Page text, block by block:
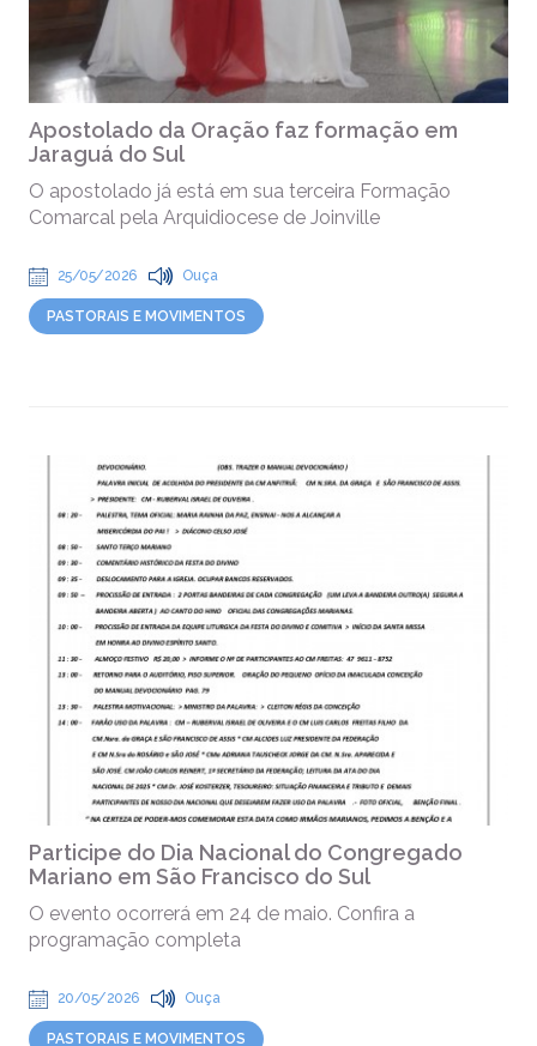
Apostolado da Oração faz formação em
Jaraguá do Sul
O apostolado já está em sua terceira Formação
Comarcal pela Arquidiocese de Joinville
25/05/2026 Ouça
PASTORAIS E MOVIMENTOS
Participe do Dia Nacional do Congregado
Mariano em São Francisco do Sul
O evento ocorrerá em 24 de maio. Confira a
programação completa
20/05/2026 Ouça
PASTORAIS E MOVIMENTOS